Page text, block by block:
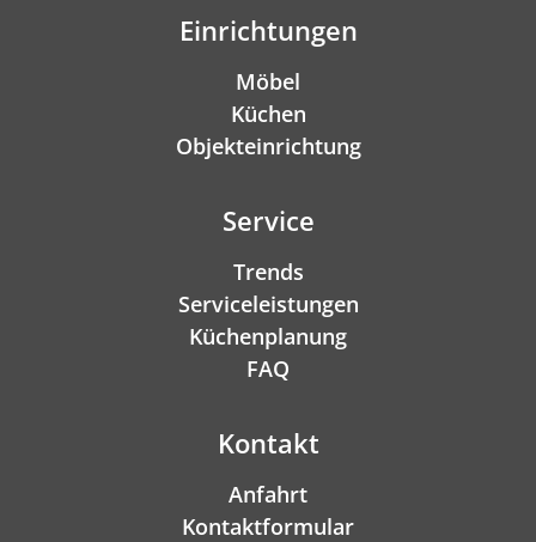
Einrichtungen
Möbel
Küchen
Objekteinrichtung
Service
Trends
Serviceleistungen
Küchenplanung
FAQ
Kontakt
Anfahrt
Kontaktformular